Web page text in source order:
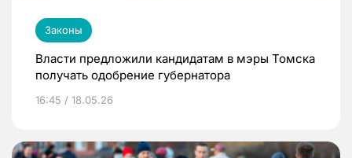
Законы
Власти предложили кандидатам в мэры Томска
получать одобрение губернатора
16:45 / 18.05.26